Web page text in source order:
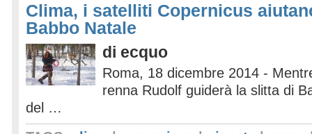
Clima, i satelliti Copernicus
Babbo Natale
di ecquo
Roma, 18 dicembre 2014 -
renna Rudolf guiderà la slitta di
del …